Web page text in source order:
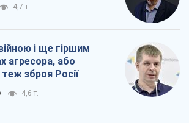
4,7 т.
і ще гіршим
агресора, або
теж зброя Росії
4,6 т.